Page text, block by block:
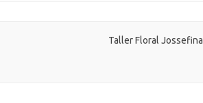
Taller Floral Jossefina